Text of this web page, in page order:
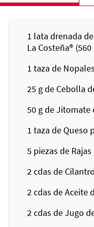
1 lata drenada
La Costeña® (560
1 taza de
25 g de Cebolla
50 g de Jitomate
1 taza de Queso
5 piezas de
2cdas de
2cdas de Aceite
2cdas de Jugo